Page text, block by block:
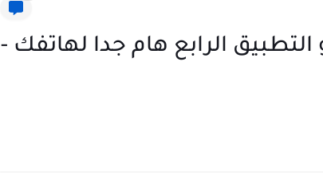
الرابع هام جدا لهاتفك -